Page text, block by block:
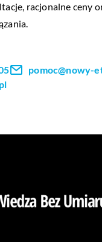
racjonalne ceny
pomoc@nowy-